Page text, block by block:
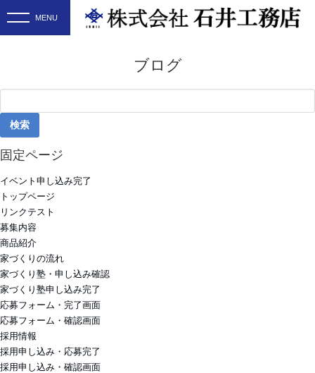
ブログ
索:
固定ページ
イベント申し込み完了
トップページ
リンクテスト
募集内容
商品紹介
家づくりの流れ
家づくり塾・申し込み確認
家づくり塾申し込み完了
応募フォーム・完了画面
応募フォーム・確認画面
採用情報
採用申し込み・応募完了
採用申し込み・確認画面